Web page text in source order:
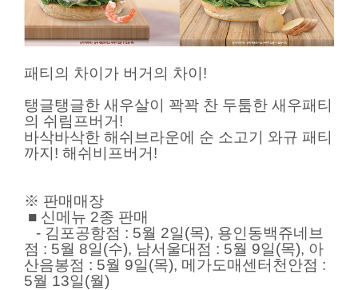
패티의 차이가 버거의 차이!
탱글탱글한 새우살이 꽉꽉 찬 두툼한 새우패티
의 쉬림프버거!
바삭바삭한 해쉬브라운에 순 소고기 와규 패티
까지! 해쉬비프버거!
※ 판매매장
■ 신메뉴 2종 판매
- 김포공항점 : 5월 2일(목), 용인동백쥬네브
점 : 5월 8일(수), 남서울대점 : 5월 9일(목), 아
산음봉점 : 5월 9일(목), 메가도매센터천안점 :
5월 13일(월)